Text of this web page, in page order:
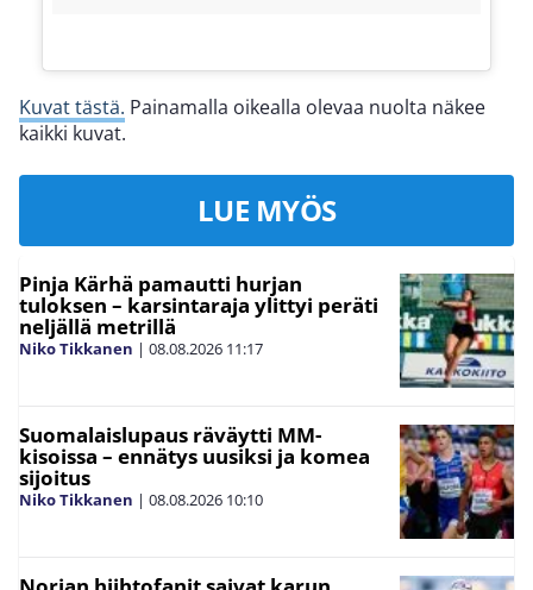
Kuvat tästä. Painamalla oikealla olevaa nuolta näkee
kaikki kuvat.
LUE MYÖS
Pinja Kärhä pamautti hurjan
tuloksen – karsintaraja ylittyi peräti
neljällä metrillä
Niko Tikkanen | 08.08.2026 11:17
Suomalaislupaus räväytti MM-
kisoissa – ennätys uusiksi ja komea
sijoitus
Niko Tikkanen | 08.08.2026 10:10